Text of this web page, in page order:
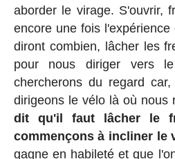
aborder le virage. S'ouvrir,
encore une fois
diront combien, lâcher les
pour nous diriger vers
chercherons du regard
dirigeons le vélo là où nous
dit qu'il faut lâcher le
commençons à incliner le
gagne en habileté et que